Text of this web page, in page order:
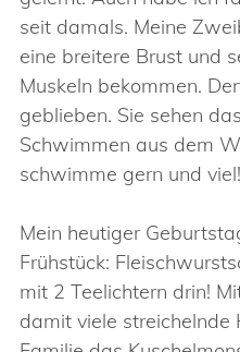
seit damals. Meine
eine breitere Brust und
Muskeln bekommen.
geblieben. Sie sehen
Schwimmen aus dem
schwimme gern und viel!
Mein heutiger
Frühstück:
mit 2 Teelichtern drin!
damit viele streichelnde